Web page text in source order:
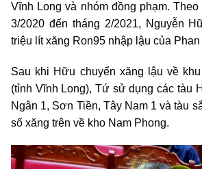
Vĩnh Long và nhóm đồng phạm.
3/2020 đến tháng 2/2021, Nguyễn
triệu lít xăng Ron95 nhập lậu của
Sau khi Hữu chuyển xăng lậu về
(tỉnh Vĩnh Long), Tứ sử dụng các tàu
Ngân 1, Sơn Tiền, Tây Nam 1 và tàu
số xăng trên về kho Nam Phong.